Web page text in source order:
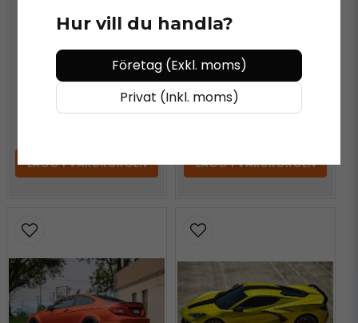
598 kr/ Meter
LÄGG I VARUKORGEN
Amethyst Titanium
598 kr/ Meter
LÄGG I VARUKORGEN
Hur vill du handla?
Företag (Exkl. moms)
Privat (Inkl. moms)